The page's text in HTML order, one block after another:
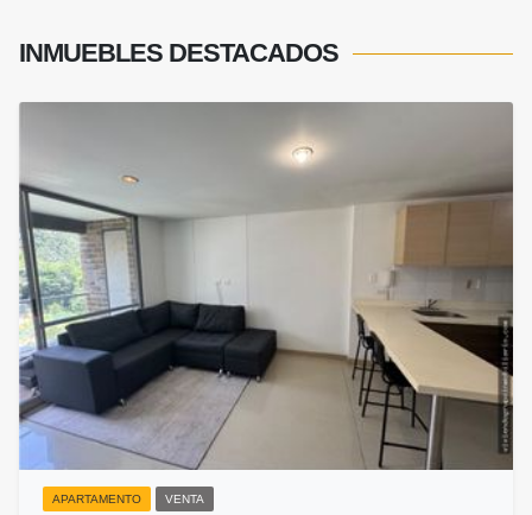
INMUEBLES DESTACADOS
APARTAMENTO VENTA